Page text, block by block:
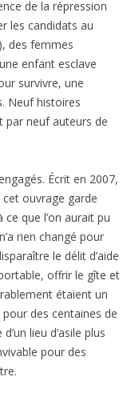
de la répression
les candidats au
des femmes
enfant esclave
survivre, une
Neuf histoires
par neuf auteurs de
Écrit en 2007,
ouvrage garde
que l’on aurait pu
rien changé pour
le délit d’aide
offrir le gîte et
étaient un
des centaines de
lieu d’asile plus
pour des